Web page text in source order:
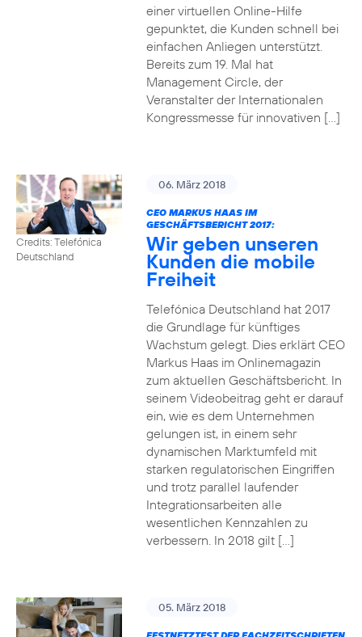
einer virtuellen Online-Hilfe
gepunktet, die Kunden schnell bei
einfachen Anliegen unterstützt.
Bereits zum 19. Mal hat
Management Circle, der
Veranstalter der Internationalen
Kongressmesse für innovativen […]
Credits: Telefónica
Deutschland
06. März 2018
CEO MARKUS HAAS IM
GESCHÄFTSBERICHT 2017:
Wir geben unseren
Kunden die mobile
Freiheit
Telefónica Deutschland hat 2017
die Grundlage für künftiges
Wachstum gelegt. Dies erklärt CEO
Markus Haas im Onlinemagazin
zum aktuellen Geschäftsbericht. In
seinem Videobeitrag geht er darauf
ein, wie es dem Unternehmen
gelungen ist, in einem sehr
dynamischen Marktumfeld mit
starken regulatorischen Eingriffen
und trotz parallel laufender
Integrationsarbeiten alle
wesentlichen Kennzahlen zu
verbessern. In 2018 gilt […]
05. März 2018